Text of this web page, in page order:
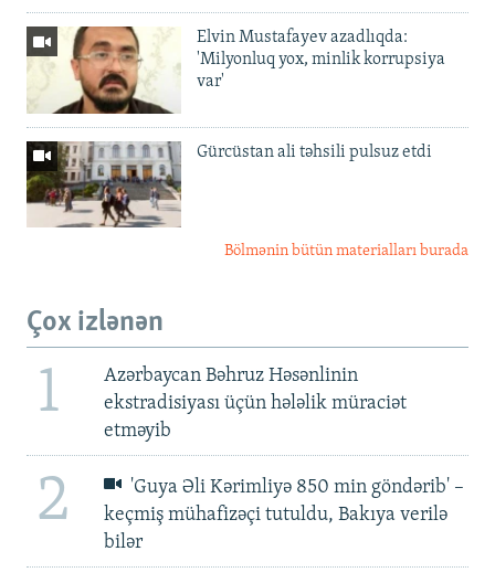
Elvin Mustafayev azadlıqda:
'Milyonluq yox, minlik korrupsiya
var'
Gürcüstan ali təhsili pulsuz etdi
Bölmənin bütün materialları burada
Çox izlənən
1
Azərbaycan Bəhruz Həsənlinin
ekstradisiyası üçün hələlik müraciət
etməyib
2
'Guya Əli Kərimliyə 850 min göndərib' –
keçmiş mühafizəçi tutuldu, Bakıya verilə
bilər